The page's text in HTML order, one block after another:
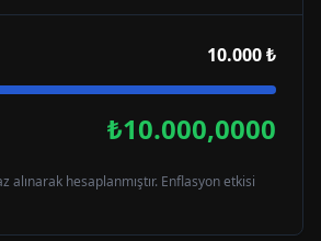
10.000 ₺
₺10.000,0000
alınarak hesaplanmıştır. Enflasyon etkisi